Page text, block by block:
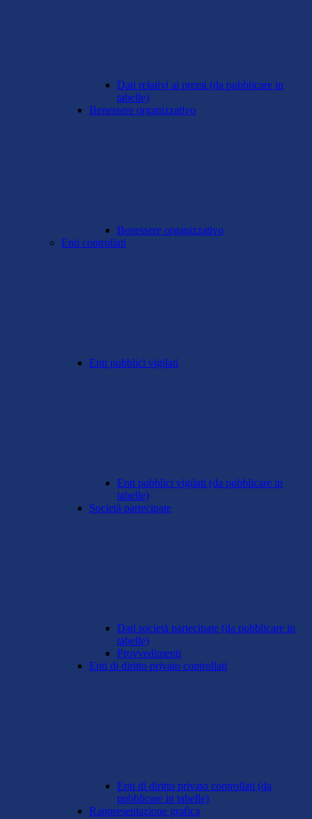
Dati relativi ai premi (da pubblicare in
tabelle)
Benessere organizzativo
Benessere organizzativo
Enti controllati
Enti pubblici vigilati
Enti pubblici vigilati (da pubblicare in
tabelle)
Società partecipate
Dati società partecipate (da pubblicare in
tabelle)
Provvedimenti
Enti di diritto privato controllati
Enti di diritto privato controllati (da
pubblicare in tabelle)
Rappresentazione grafica